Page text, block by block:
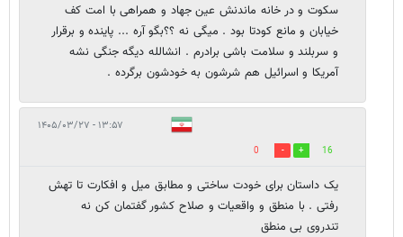
سکوت و در خانه ماندنش عین جهاد و همراهی با امت کف
خیابان و مانع کودتا بود . میگی نه ؟؟بگو آره ... پاینده و برقرار
و سربلند و سلامت باشی برادرم . انشالله دیگه جنگی نشه
آمریکا و اسرائیل هم شرشون به خودشون برگرده .
۱۳:۵۷ - ۱۴۰۵/۰۳/۲۷
16
0
یک داستان برای خودت ساختی و مطابق میل و افکارت تا تهش
رفتی . با منطق و واقعیات و صلاح کشور گفتمان کن نه
تندروی بی منطق